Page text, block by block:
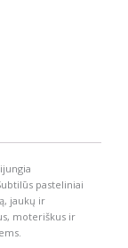
pasteliniai
jaukų ir
moteriškus ir